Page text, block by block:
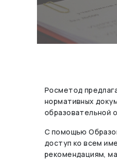
Росметод
нормативных
образовательной
С помощью
доступ ко всем
рекомендациям,